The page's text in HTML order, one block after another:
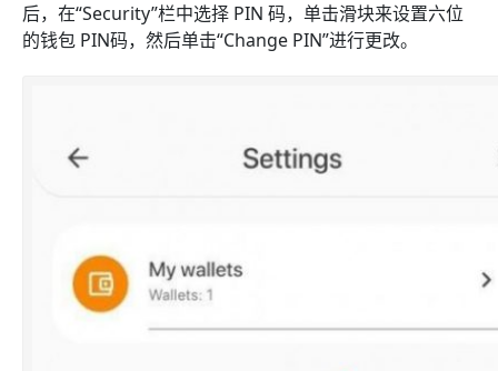
后，在“Security”栏中选择 PIN 码，单击滑块来设置六位
的钱包 PIN码，然后单击“Change PIN”进行更改。